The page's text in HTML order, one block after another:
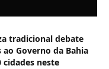
tradicional debate
Governo da Bahia
cidades neste